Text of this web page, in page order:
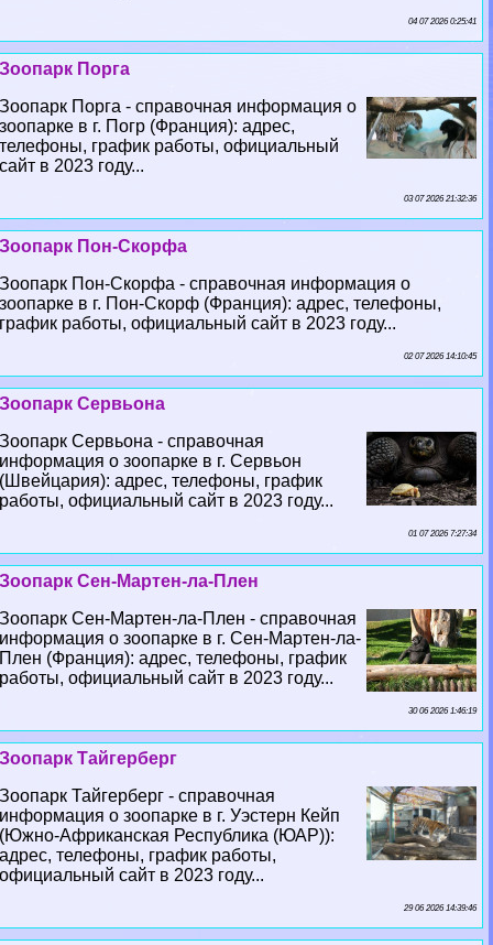
04 07 2026 0:25:41
Зоопарк Порга
Зоопарк Порга - справочная информация о
зоопарке в г. Погр (Франция): адрес,
телефоны, график работы, официальный
сайт в 2023 году...
03 07 2026 21:32:36
Зоопарк Пон-Скорфа
Зоопарк Пон-Скорфа - справочная информация о
зоопарке в г. Пон-Скорф (Франция): адрес, телефоны,
график работы, официальный сайт в 2023 году...
02 07 2026 14:10:45
Зоопарк Сервьона
Зоопарк Сервьона - справочная
информация о зоопарке в г. Сервьон
(Швейцария): адрес, телефоны, график
работы, официальный сайт в 2023 году...
01 07 2026 7:27:34
Зоопарк Сен-Мартен-ла-Плен
Зоопарк Сен-Мартен-ла-Плен - справочная
информация о зоопарке в г. Сен-Мартен-ла-
Плен (Франция): адрес, телефоны, график
работы, официальный сайт в 2023 году...
30 06 2026 1:46:19
Зоопарк Тайгерберг
Зоопарк Тайгерберг - справочная
информация о зоопарке в г. Уэстерн Кейп
(Южно-Африканская Республика (ЮАР)):
адрес, телефоны, график работы,
официальный сайт в 2023 году...
29 06 2026 14:39:46